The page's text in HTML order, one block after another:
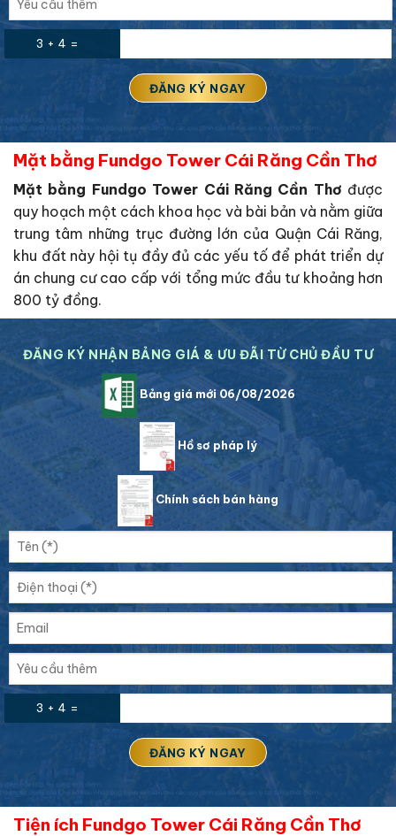
3 + 4 =
Mặt bằng Fundgo Tower Cái Răng Cần Thơ
Mặt bằng Fundgo Tower Cái Răng Cần Thơ được
quy hoạch một cách khoa học và bài bản và nằm giữa
trung tâm những trục đường lớn của Quận Cái Răng,
khu đất này hội tụ đầy đủ các yếu tố để phát triển dự
án chung cư cao cấp với tổng mức đầu tư khoảng hơn
800 tỷ đồng.
ĐĂNG KÝ NHẬN BẢNG GIÁ & ƯU ĐÃI TỪ CHỦ ĐẦU TƯ
Bảng giá mới 06/08/2026
Hồ sơ pháp lý
Chính sách bán hàng
3 + 4 =
Tiện ích Fundgo Tower Cái Răng Cần Thơ